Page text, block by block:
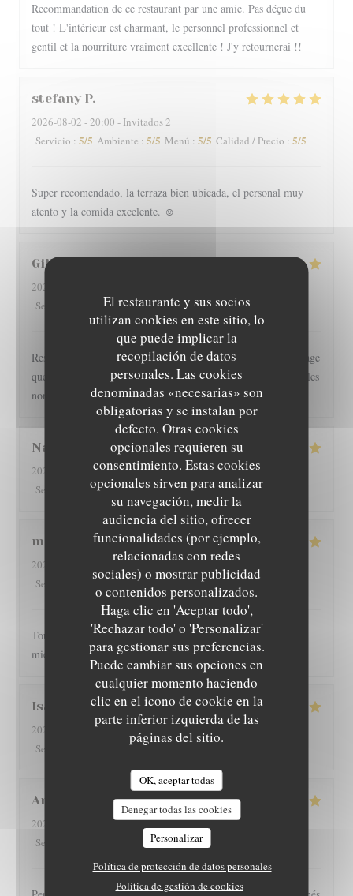
El restaurante y sus socios
utilizan cookies en este sitio, lo
que puede implicar la
recopilación de datos
personales. Las cookies
denominadas «necesarias» son
obligatorias y se instalan por
defecto. Otras cookies
opcionales requieren su
consentimiento. Estas cookies
opcionales sirven para analizar
su navegación, medir la
audiencia del sitio, ofrecer
funcionalidades (por ejemplo,
relacionadas con redes
sociales) o mostrar publicidad
o contenidos personalizados.
Haga clic en 'Aceptar todo',
'Rechazar todo' o 'Personalizar'
para gestionar sus preferencias.
Puede cambiar sus opciones en
cualquier momento haciendo
clic en el icono de cookie en la
parte inferior izquierda de las
páginas del sitio.
OK, aceptar todas
Denegar todas las cookies
Personalizar
Política de protección de datos personales
Política de gestión de cookies
Recommandation de ce restaurant par une amie. Pas déçue du
tout ! L'intérieur est charmant, le personnel professionnel et
gentil et la nourriture vraiment excellente ! J'y retournerai !!
stefany P
2026-08-02 - 20:00 - Invitados 2
Servicio : 5/5 Ambiente : 5/5 Menú : 5/5 Calidad / Precio : 5/5
Super recomendado, la terraza bien ubicada, el personal muy
atento y la comida excelente. ☺️
Gilles
2026-08-01
Servicio
Ambiente:3/5 Menú :5/5 Calidad / Precio
Restaurant l épicurien est pour nous une valeur sûre... Dommage
que les clients soient autorisés à fumer en terrasse, perturbant les
non fumeurs Pas de mauvaise surprise
Nathan
2026-08-01
- 19:30 - Invitados 2
Servicio
/5 Ambiente:4 /5 Menú :5/5 Calidad / Precio
martine R
2026-08-01
- 20:00 - Invitados 2
Servicio
/5 Ambiente: 5 /5 Menú: 5/5 Calidad / Precio
Toujours très bien servi et un régal pour les papilles il y a pas
mieux sur Grenoble rapport qualité-prix
Isabelle G
2026-08-01
- 12:15 - Invitados 4
Servicio
Ambiente :5
Arnaud
2026-07-30
- 19:30 - Invitados 2
Servicio
: 5/5 Menú:5 /5
L'EPICURIEN